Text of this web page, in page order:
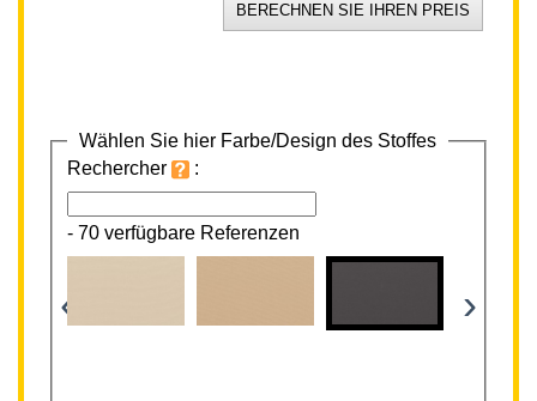
Wählen Sie hier Farbe/Design des Stoffes
Rechercher
:
- 70 verfügbare Referenzen
‹ ›